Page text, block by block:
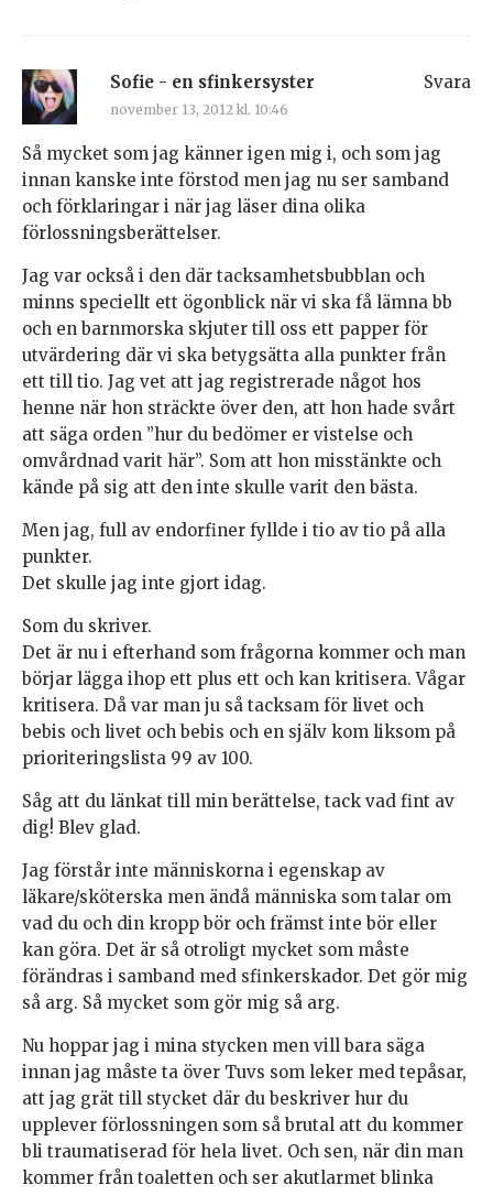
Sofie - en sfinkersyster
november 13, 2012 kl. 10:46
Så mycket som jag känner igen mig i, och som jag
innan kanske inte förstod men jag nu ser samband
och förklaringar i när jag läser dina olika
förlossningsberättelser.
Jag var också i den där tacksamhetsbubblan och
minns speciellt ett ögonblick när vi ska få lämna bb
och en barnmorska skjuter till oss ett papper för
utvärdering där vi ska betygsätta alla punkter från
ett till tio. Jag vet att jag registrerade något hos
henne när hon sträckte över den, att hon hade svårt
att säga orden ”hur du bedömer er vistelse och
omvårdnad varit här”. Som att hon misstänkte och
kände på sig att den inte skulle varit den bästa.
Men jag, full av endorfiner fyllde i tio av tio på alla
punkter.
Det skulle jag inte gjort idag.
Som du skriver.
Det är nu i efterhand som frågorna kommer och man
börjar lägga ihop ett plus ett och kan kritisera. Vågar
kritisera. Då var man ju så tacksam för livet och
bebis och livet och bebis och en själv kom liksom på
prioriteringslista 99 av 100.
Såg att du länkat till min berättelse, tack vad fint av
dig! Blev glad.
Jag förstår inte människorna i egenskap av
läkare/sköterska men ändå människa som talar om
vad du och din kropp bör och främst inte bör eller
kan göra. Det är så otroligt mycket som måste
förändras i samband med sfinkerskador. Det gör mig
så arg. Så mycket som gör mig så arg.
Nu hoppar jag i mina stycken men vill bara säga
innan jag måste ta över Tuvs som leker med tepåsar,
att jag grät till stycket där du beskriver hur du
upplever förlossningen som så brutal att du kommer
bli traumatiserad för hela livet. Och sen, när din man
kommer från toaletten och ser akutlarmet blinka
Svara